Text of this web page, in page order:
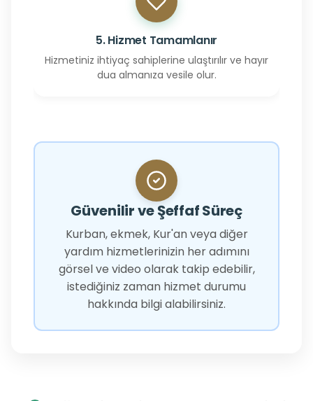
5. Hizmet Tamamlanır
Hizmetiniz ihtiyaç sahiplerine ulaştırılır ve hayır
dua almanıza vesile olur.
Güvenilir ve Şeffaf Süreç
Kurban, ekmek, Kur'an veya diğer
yardım hizmetlerinizin her adımını
görsel ve video olarak takip edebilir,
istediğiniz zaman hizmet durumu
hakkında bilgi alabilirsiniz.